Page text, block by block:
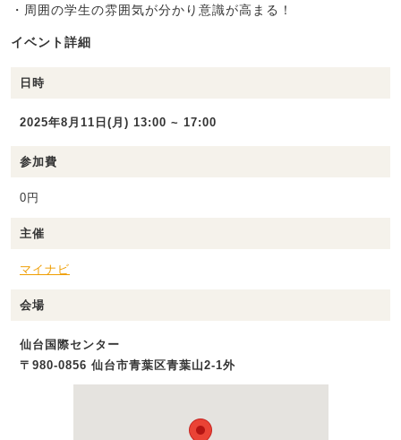
・周囲の学生の雰囲気が分かり意識が高まる！
イベント詳細
日時
2025年8月11日(月) 13:00 ~ 17:00
参加費
0円
主催
マイナビ
会場
仙台国際センター
〒980-0856 仙台市青葉区青葉山2-1外